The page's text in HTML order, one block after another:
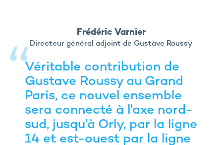
Frédéric Varnier
Directeur général adjoint de Gustave Roussy
Véritable contribution de
Gustave Roussy au Grand
Paris, ce nouvel ensemble
sera connecté à l'axe nord-
sud, jusqu'à Orly, par la ligne
14 et est-ouest par la ligne